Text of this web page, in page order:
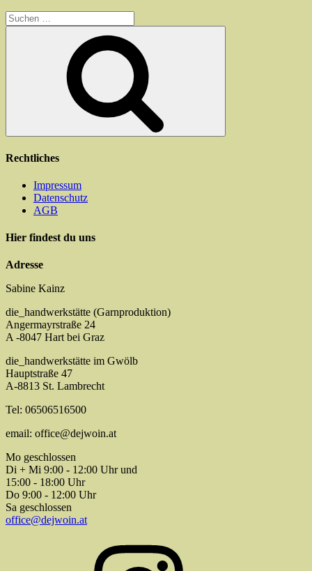
Suchen
nach:
Rechtliches
Impressum
Datenschutz
AGB
Hier findest du uns
Adresse
Sabine Kainz
die_handwerkstätte (Garnproduktion)
Angermayrstraße 24
A -8047 Hart bei Graz
die_handwerkstätte im Gwölb
Hauptstraße 47
A-8813 St. Lambrecht
Tel: 06506516500
email: office@dejwoin.at
Mo geschlossen
Di + Mi 9:00 - 12:00 Uhr und
15:00 - 18:00 Uhr
Do 9:00 - 12:00 Uhr
Sa geschlossen
office@dejwoin.at